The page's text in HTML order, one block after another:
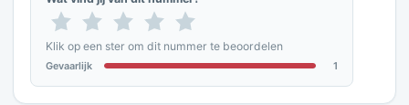
Klik op een ster om dit nummer te beoordelen
Gevaarlijk 1